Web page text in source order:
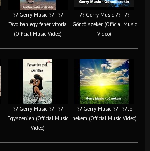
?? Gerry Music ?? - ??
Távolban egy fehér vitorla
(Official Music Video)
?? Gerry Music ?? - ??
Göncölszekér (Official Music
Video)
?? Gerry Music ?? - ??
Egyszerűen (Official Music
Video)
?? Gerry Music ?? - ?? Jó
nekem (Official Music Video)